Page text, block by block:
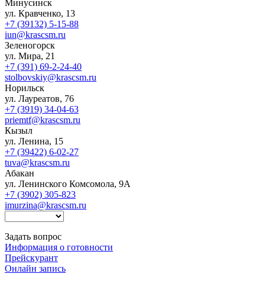
Минусинск
ул. Кравченко, 13
+7 (39132) 5-15-88
iun@krascsm.ru
Зеленогорск
ул. Мира, 21
+7 (391) 69-2-24-40
stolbovskiy@krascsm.ru
Норильск
ул. Лауреатов, 76
+7 (3919) 34-04-63
priemtf@krascsm.ru
Кызыл
ул. Ленина, 15
+7 (39422) 6-02-27
tuva@krascsm.ru
Абакан
ул. Ленинского Комсомола, 9А
+7 (3902) 305-823
imurzina@krascsm.ru
Задать вопрос
Информация о готовности
Прейскурант
Онлайн запись